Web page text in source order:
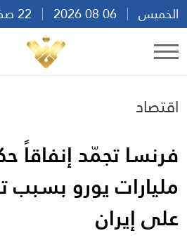
الخميس
20:38
اقتصاد
مليارات يورو بسبب
على إيران